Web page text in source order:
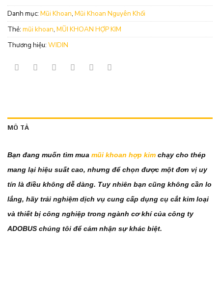
Danh mục: Mũi Khoan, Mũi Khoan Nguyên Khối
Thẻ: mũi khoan, MŨI KHOAN HỢP KIM
Thương hiệu: WIDIN
MÔ TẢ
Bạn đang muốn tìm mua mũi khoan hợp kim chạy cho thép
mang lại hiệu suất cao, nhưng để chọn được một đơn vị uy
tín là điều không dễ dàng. Tuy nhiên bạn cũng không cần lo
lắng, hãy trải nghiệm dịch vụ cung cấp dụng cụ cắt kim loại
và thiết bị công nghiệp trong ngành cơ khí của công ty
ADOBUS chúng tôi để cảm nhận sự khác biệt.